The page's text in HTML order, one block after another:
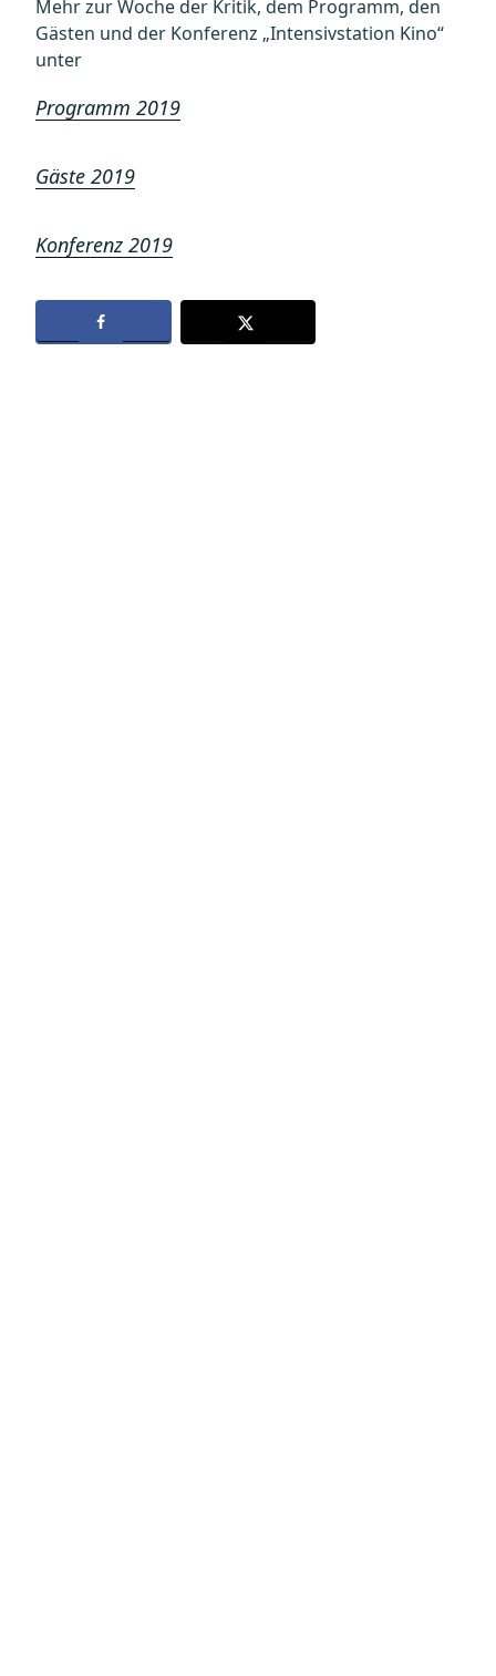
Mehr zur Woche der Kritik, dem Programm, den
Gästen und der Konferenz „Intensivstation Kino“
unter
Programm 2019
Gäste 2019
Konferenz 2019